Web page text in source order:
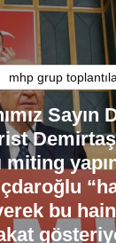
mhp grup
Sayın
miting
bu